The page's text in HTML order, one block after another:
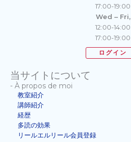
17:00-19:00
Wed – Fri,
12:00-14:00
17:00-19:00
ログイン
当サイトについて
- À propos de moi
教室紹介
講師紹介
経歴
多読の効果
リールエルリール会員登録